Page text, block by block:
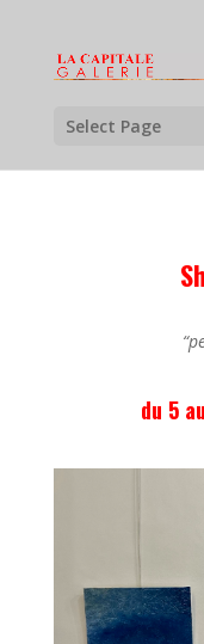
Select Page
du 5